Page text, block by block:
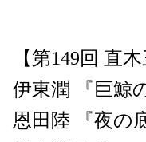
【第149回 直
伊東潤 『巨鯨
恩田陸 『夜の